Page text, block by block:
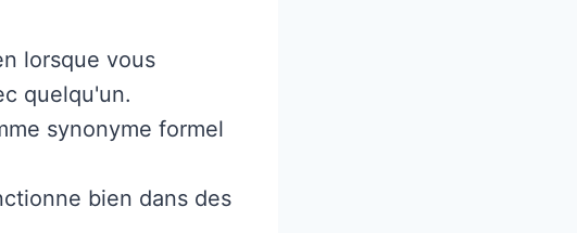
lorsque vous
quelqu'un.
synonyme formel
bien dans des